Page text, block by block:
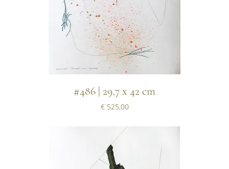
#486 | 29,7 x 42 cm
Prijs
€ 525,00